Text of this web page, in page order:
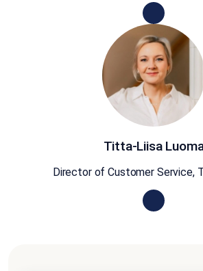
Titta-Liisa
Director of Customer Service,